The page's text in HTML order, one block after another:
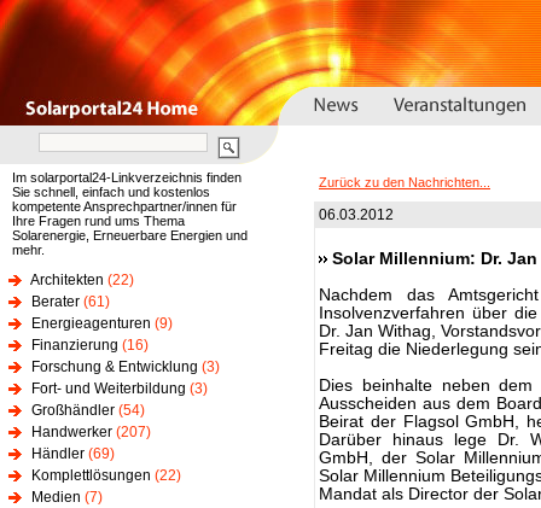
Im solarportal24-Linkverzeichnis finden
Sie schnell, einfach und kostenlos
kompetente Ansprechpartner/innen für
Ihre Fragen rund ums Thema
Solarenergie, Erneuerbare Energien und
mehr.
Architekten (22)
Berater (61)
Energieagenturen (9)
Finanzierung (16)
Forschung & Entwicklung (3)
Fort- und Weiterbildung (3)
Großhändler (54)
Handwerker (207)
Händler (69)
Komplettlösungen (22)
Medien (7)
Zurück zu den Nachrichten...
06.03.2012
Solar Millennium: Dr.
Nachdem das
Insolvenzverfahren über
Dr. Jan Withag,
Freitag die Niederlegung
Dies beinhalte neben
Ausscheiden aus dem
Beirat der Flagsol GmbH,
Darüber hinaus lege Dr.
GmbH, der Solar
Solar Millennium
Mandat als Director der